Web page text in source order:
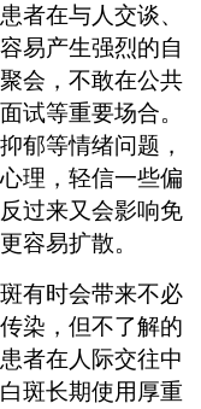
者在与人交谈、
易产生强烈的自
会，不敢在公共
试等重要场合。
郁等情绪问题，
理，轻信一些偏
过来又会影响免
容易扩散。
有时会带来不必
染，但不了解的
者在人际交往中
斑长期使用厚重